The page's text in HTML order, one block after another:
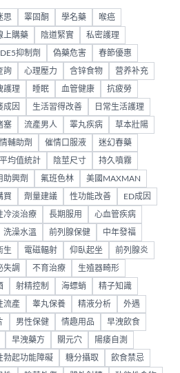
思 睪固酮 學名藥 喉癌
上購藥 陰道緊實 私密護理
抑制劑 偽藥危害 春節優惠
詢 心理壓力 含锌食物 营养补充
護理 睡眠 血管健康 抗疲勞
成因 生活習得改善 日常生活護理
塞 流產男人 睪丸疾病 草本壯陽
輔助劑 催情口服液 迷幻春藥
平均值統計 陰莖尺寸 持久噴霧
助興劑 氟班色林 美國MAXMAN
買 劑量建議 性功能改善 ED成因
冷淡治療 長期服用 心血管疾病
洗澡水溫 前列腺保健 中年發福
生 電磁輻射 仰臥起坐 前列腺炎
失調 不育治療 生殖器畸形
射精控制 海螵蛸 精子知識
流產 睾丸保養 精液分析 外遇
男性保健 情趣用品 早洩飲食
早洩藥方 關元穴 陽痿自測
勃起功能障礙 糖分攝取 飲食禁忌